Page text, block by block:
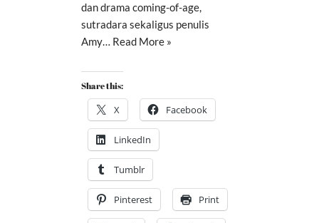
dan drama coming-of-age,
sutradara sekaligus penulis
Amy… Read More »
Share this:
X Facebook
LinkedIn
Tumblr
Pinterest Print